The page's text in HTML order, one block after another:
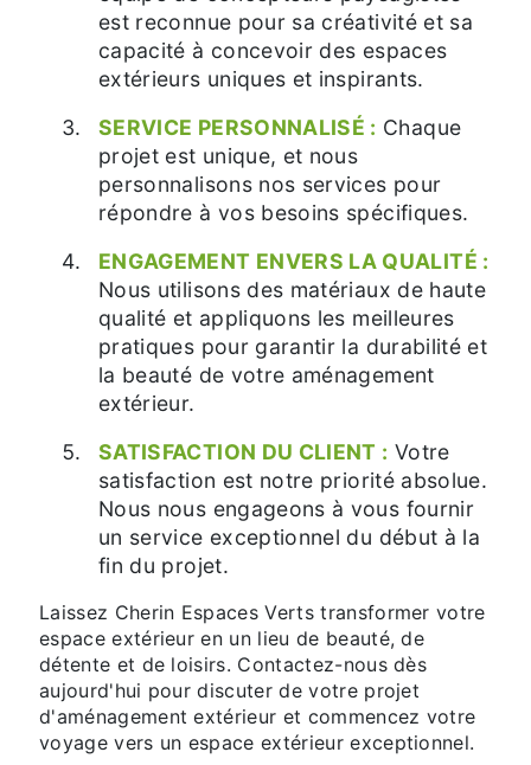
est reconnue pour sa créativité et sa
capacité à concevoir des espaces
extérieurs uniques et inspirants.
SERVICE PERSONNALISÉ : Chaque
projet est unique, et nous
personnalisons nos services pour
répondre à vos besoins spécifiques.
ENGAGEMENT ENVERS LA QUALITÉ :
Nous utilisons des matériaux de haute
qualité et appliquons les meilleures
pratiques pour garantir la durabilité et
la beauté de votre aménagement
extérieur.
SATISFACTION DU CLIENT : Votre
satisfaction est notre priorité absolue.
Nous nous engageons à vous fournir
un service exceptionnel du début à la
fin du projet.
Laissez Cherin Espaces Verts transformer votre
espace extérieur en un lieu de beauté, de
détente et de loisirs. Contactez-nous dès
aujourd'hui pour discuter de votre projet
d'aménagement extérieur et commencez votre
voyage vers un espace extérieur exceptionnel.